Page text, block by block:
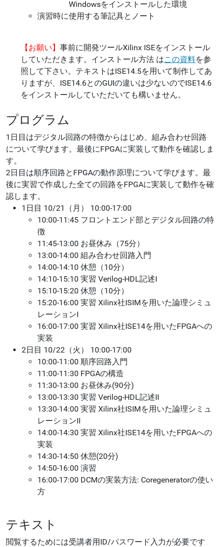
Windowsをインストールした環境
演習時に使用する筆記具とノート
【お願い】 事前に開発ツールXilinx ISEをインストール
していただきます。インストール方法 はこの資料を参
照して下さい。テキストはISE14.5を用いて制作してあ
りますが、ISE14.6とのGUIの違いは少ないのでISE14.6
をインストールしていただいても構いません。
プログラム
1日目はデジタル回路の特徴からはじめ、組み合わせ回路
について学びます。最後にFPGAに実装して動作を確認しま
す。
2日目は順序回路とFPGAの動作原理について学びます。最
後に実習で作成した全ての回路をFPGAに実装して動作を確
認します。
1日目 10/21（月） 10:00-17:00
10:00-11:45 フロントエンド部とデジタル回路の特
徴
11:45-13:00 お昼休み（75分）
13:00-14:00 組み合わせ回路入門
14:00-14:10 休憩（10分）
14:10-15:10 実習 Verilog-HDL記述I
15:10-15:20 休憩（10分）
15:20-16:00 実習 Xilinx社ISIMを用いた論理シミュ
レーションI
16:00-17:00 実習 Xilinx社ISE14を用いたFPGAへの
実装
2日目 10/22（火） 10:00-17:00
10:00-11:00 順序回路入門
11:00-11:30 FPGAの構造
11:30-13:00 お昼休み(90分)
13:00-13:30 実習 Verilog-HDL記述II
13:30-14:00 実習 Xilinx社ISIMを用いた論理シミュ
レーションII
14:00-14:30 実習 Xilinx社ISE14を用いたFPGAへの
実装
14:30-14:50 休憩(20分)
14:50-16:00 演習
16:00-17:00 DCMの実装方法: Coregeneratorの使い
方
テキスト
閲覧するためには受講者用ID/パスワード入力が必要です